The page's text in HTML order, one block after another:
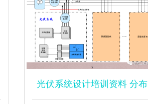
光伏系统设计培训资料 分布